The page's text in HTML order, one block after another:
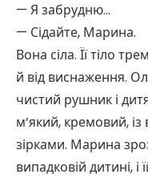
— Я забрудню…
— Сідайте, Марина.
Вона сіла. Її тіло
й від виснаження.
чистий рушник і
м’який, кремовий,
зірками. Марина
випадковій дитині, і